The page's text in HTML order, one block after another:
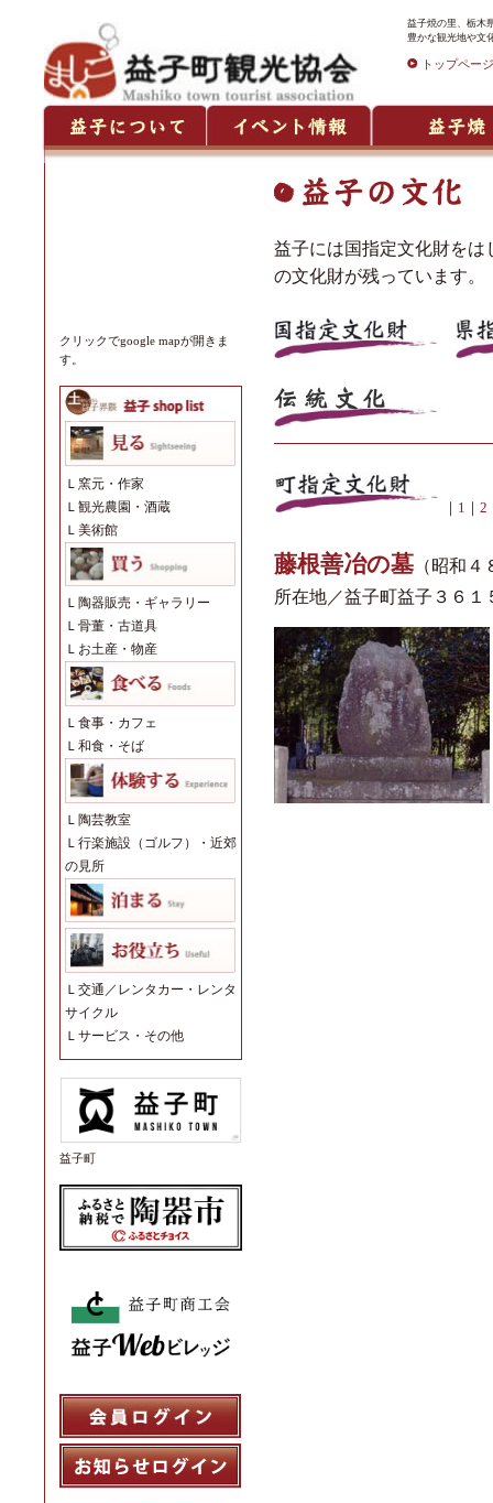
益子焼の里、栃木
豊かな観光地や文
トップページ
クリックでgoogle mapが開きま
す。
Ｌ 窯元・作家
Ｌ 観光農園・酒蔵
Ｌ 美術館
Ｌ 陶器販売・ギャラリー
Ｌ 骨董・古道具
Ｌ お土産・物産
Ｌ 食事・カフェ
Ｌ 和食・そば
Ｌ 陶芸教室
Ｌ 行楽施設（ゴルフ）・近郊
の見所
Ｌ 交通／レンタカー・レンタ
サイクル
Ｌ サービス・その他
益子町
益子には国指定文化財を
の文化財が残っています。
｜ 1 ｜ 2
藤根善冶の墓 （昭和
所在地／益子町益子３６